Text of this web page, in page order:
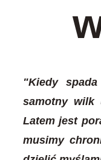
"Kiedy
samotny wilk
Latem jest
musimy